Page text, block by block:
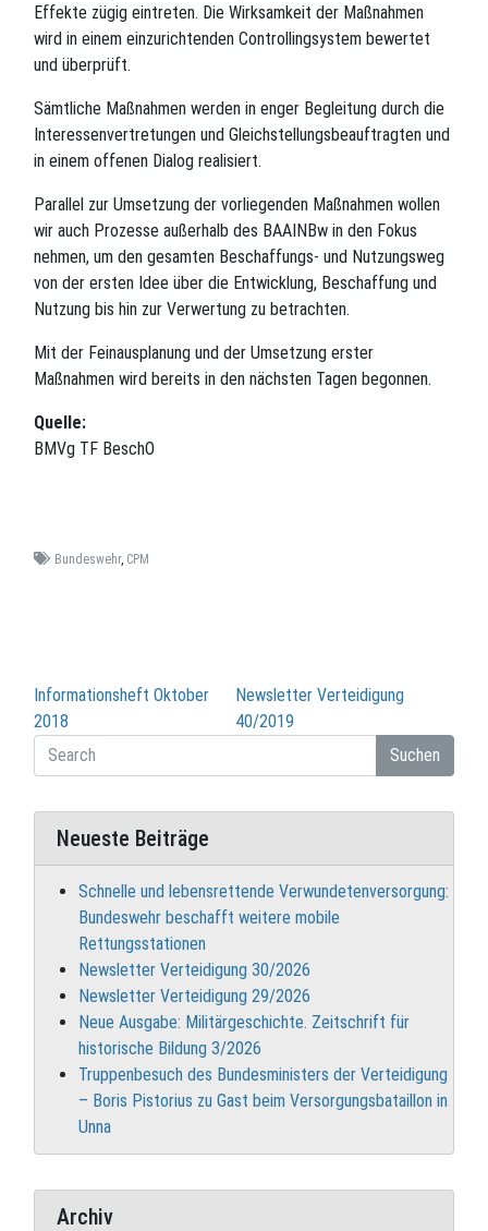
Effekte zügig eintreten. Die Wirksamkeit der Maßnahmen
wird in einem einzurichtenden Controllingsystem bewertet
und überprüft.
Sämtliche Maßnahmen werden in enger Begleitung durch die
Interessenvertretungen und Gleichstellungsbeauftragten und
in einem offenen Dialog realisiert.
Parallel zur Umsetzung der vorliegenden Maßnahmen wollen
wir auch Prozesse außerhalb des BAAINBw in den Fokus
nehmen, um den gesamten Beschaffungs- und Nutzungsweg
von der ersten Idee über die Entwicklung, Beschaffung und
Nutzung bis hin zur Verwertung zu betrachten.
Mit der Feinausplanung und der Umsetzung erster
Maßnahmen wird bereits in den nächsten Tagen begonnen.
Quelle:
BMVg TF BeschO
Bundeswehr, CPM
Beitragsnavigation
Informationsheft Oktober
2018
Newsletter Verteidigung
40/2019
Suchen
Neueste Beiträge
Schnelle und lebensrettende Verwundetenversorgung:
Bundeswehr beschafft weitere mobile
Rettungsstationen
Newsletter Verteidigung 30/2026
Newsletter Verteidigung 29/2026
Neue Ausgabe: Militärgeschichte. Zeitschrift für
historische Bildung 3/2026
Truppenbesuch des Bundesministers der Verteidigung
– Boris Pistorius zu Gast beim Versorgungsbataillon in
Unna
Archiv